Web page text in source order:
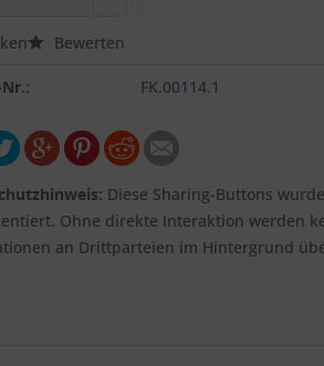
Bewerten
FK.00114.1
Diese Sharing-Buttons
Ohne direkte Interaktion werden
an Drittparteien im Hintergrund